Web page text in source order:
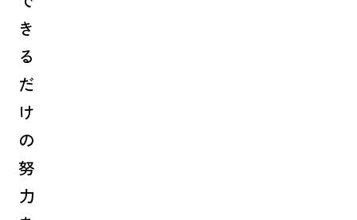
き
る
だ
け
の
努
力